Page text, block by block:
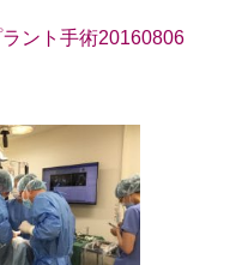
ント手術20160806